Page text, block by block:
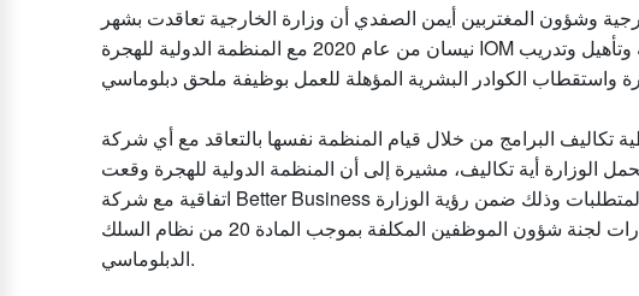
وشؤون المغتربين أيمن الصفدي أن وزارة الخارجية تعاقدت بشهر
نيسان من عام 2020 مع المنظمة الدولية للهجرة IOM لدعم تنفيذ الوزارة برامج بناء القدرات البشرية وتأهيل وتدريب
تكاليف البرامج من خلال قيام المنظمة نفسها بالتعاقد مع أي شركة
الوزارة أية تكاليف، مشيرة إلى أن المنظمة الدولية للهجرة وقعت
اتفاقية مع شركة Better Business لتنفيذ البرامج مع الوزارة وبما يلبي الأهداف والمتطلبات وذلك ضمن رؤية الوزارة
لتعزيز مبدأ الشفافية وتكافؤ الفرص، واستنادا لقرارات لجنة شؤون الموظفين المكلفة بموجب المادة 20 من نظام السلك
الدبلوماسي.